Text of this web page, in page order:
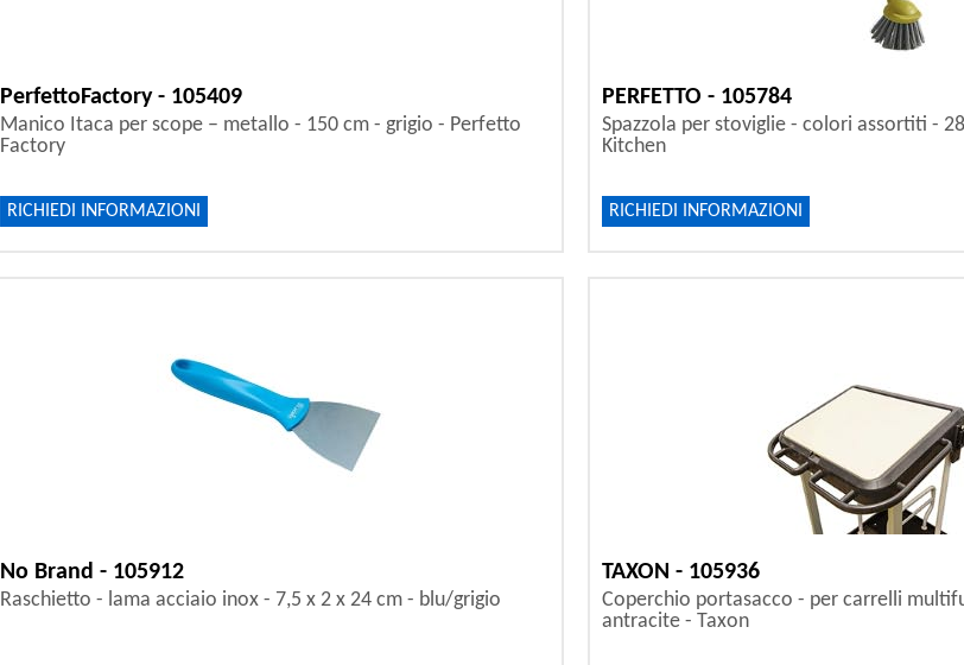
PerfettoFactory - 105409
Manico Itaca per scope – metallo - 150 cm - grigio - Perfetto
Factory
RICHIEDI INFORMAZIONI
PERFETTO - 105784
Spazzola per stoviglie - colori assortiti -
Kitchen
RICHIEDI INFORMAZIONI
No Brand - 105912
Raschietto - lama acciaio inox - 7,5 x 2 x 24 cm - blu/grigio
TAXON - 105936
Coperchio portasacco - per carrelli
antracite - Taxon